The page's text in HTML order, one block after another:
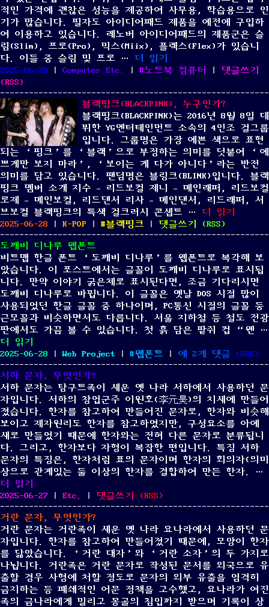
적인 가격에 괜찮은 성능을 제공하여 사무용, 학습용으로 인
기가 많습니다. 필자도 아이디어패드 제품을 예전에 구입하
여 이용하고 있습니다. 레노버 아이디어패드의 제품군은 슬
림(Slim), 프로(Pro), 믹스(Miix), 플렉스(Flex)가 있습니
다. 이들 중 슬림 및 프로 … “레노버 아이패드(Lenovo
더 읽기
Posted
on
2025-06-29 Categories
Computer Etc. Tags
노트북 컴퓨터 댓글쓰기
노
아
이
패
드
(RSS)
블랙핑크(BLACKPINK), 누구인가?
블랙핑크(BLACKPINK)는 2016년 8월 8일 데
뷔한 YG엔터테인먼트 소속의 4인조 걸그룹
입니다. 그룹명은 가장 예쁜 색으로 표현
되는 ‘핑크’를 ‘블랙’으로 부정하는 의미를 덧붙여 ‘예
쁘게만 보지 마라’, ‘보이는 게 다가 아니다’라는 반전
의미를 담고 있습니다. 팬덤명은 블링크(BLINK)입니다. 블랙
핑크 멤버 소개 지수 – 리드보컬 제니 – 메인래퍼, 리드보컬
로제 – 메인보컬, 리드댄서 리사 – 메인댄서, 리드래퍼, 서
브보컬 블랙핑크의 특색 걸크러시 콘셉트 … “블랙핑크
더 읽기
Posted
on
2025-06-28 Categories
K-POP Tags
블랙핑크 댓글쓰기
on
블
핑
크
(BLACKPINK),
누
구
인
가?
(RSS)
도깨비 디나루 웹폰트
비트맵 한글 폰트 ‘도깨비 디나루’를 웹폰트로 복각해 보
았습니다. 이 포스트에서는 글꼴이 도깨비 디나루로 표시됩
니다. 만약 이야기 굵은체로 표시된다면, 조금 기다리시면
도깨비 디나루로 바뀝니다. 이 글꼴은 옛날 DOS 시절 많이
사용되었던 한글 글꼴 중 하나이며, PC통신 시절의 글꼴 둥
근모꼴과 비슷하면서도 다릅니다. 서울 지하철 등 철도 전광
판에서도 가끔 볼 수 있습니다. 첫 흙 담은 팥쥐 컵 “웬 …
“도깨비 디나루 웹폰트”
더 읽기
Posted
on
2025-06-28 Categories
Web Project Tags
웹폰트
도
깨
디
나
루
웹
폰
트
에 2개 댓글 (RSS)
서하 문자, 무엇인가?
서하 문자는 탕구트족이 세운 옛 나라 서하에서 사용하던 문
자입니다. 서하의 창업군주 이원호(李元昊)의 치세에 만들어
졌습니다. 한자를 참고하여 만들어진 문자로, 한자와 비슷해
보이고 제자원리도 한자를 참고하였지만, 구성요소를 아예
새로 만들었기 때문에 한자와는 전혀 다른 문자로 분류됩니
다. 그리고, 한자보다 자형이 복잡한 편입니다. 특징 서하
문자의 특징은, 한자처럼 표의 문자이며 한자의 회의자(의미
상으로 관계있는 둘 이상의 한자를 결합하여 만든 한자. …
“서하 문자, 무엇인가?”
더 읽기
Posted
on
2025-06-27 Categories
Etc. 댓글쓰기
on
서
문
자,
무
엇
인
가?
(RSS)
거란 문자, 무엇인가?
거란 문자는 거란족이 세운 옛 나라 요나라에서 사용하던 문
자입니다. 한자를 참고하여 만들어졌기 때문에, 모양이 한자
를 닮았습니다. ‘거란 대자’와 ‘거란 소자’의 두 가지로
나뉩니다. 거란족은 거란 문자로 작성된 문서를 외국으로 유
출할 경우 사형에 처할 정도로 문자의 외부 유출을 엄격히
금지하는 등 폐쇄적인 어문 정책을 고수했고, 요나라가 여진
족의 금나라에게 밀리고 몽골의 침입까지 받으며 기록이 상